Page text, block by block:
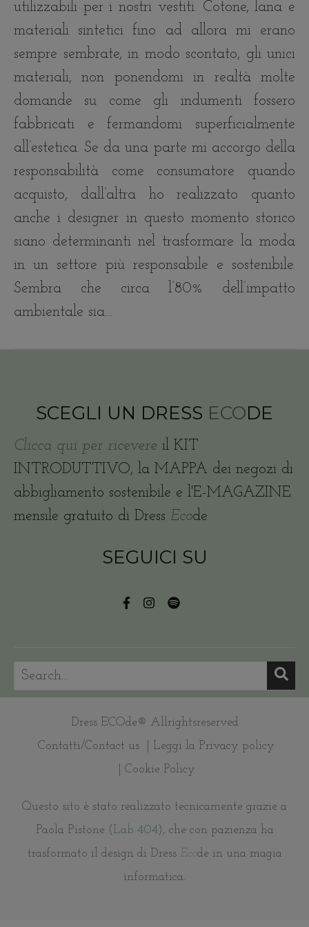
utilizzabili per i nostri vestiti. Cotone, lana e
materiali sintetici fino ad allora mi erano
sempre sembrate, in modo scontato, gli unici
materiali, non ponendomi in realtà molte
domande su come gli indumenti fossero
fabbricati e fermandomi superficialmente
all’estetica. Se da una parte mi accorgo della
responsabilità come consumatore quando
acquisto, dall’altra ho realizzato quanto
anche i designer in questo momento storico
siano determinanti nel trasformare la moda
in un settore più responsabile e sostenibile.
Sembra che circa l’80% dell’impatto
ambientale sia…
SCEGLI UN DRESS ECODE
Clicca qui per ricevere il KIT
INTRODUTTIVO, la MAPPA dei negozi di
abbigliamento sostenibile e l'E-MAGAZINE
mensile gratuito di Dress Ecode
SEGUICI SU
Dress ECOde® Allrightsreserved
Contatti/Contact us
| Leggi la Privacy policy
| Cookie Policy
Questo sito è stato realizzato tecnicamente grazie a
Paola Pistone (Lab 404), che con pazienza ha
trasformato il design di Dress Ecode in una magia
informatica.